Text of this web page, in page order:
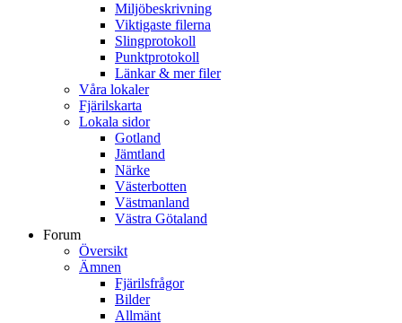
Miljöbeskrivning
Viktigaste filerna
Slingprotokoll
Punktprotokoll
Länkar & mer filer
Våra lokaler
Fjärilskarta
Lokala sidor
Gotland
Jämtland
Närke
Västerbotten
Västmanland
Västra Götaland
Forum
Översikt
Ämnen
Fjärilsfrågor
Bilder
Allmänt